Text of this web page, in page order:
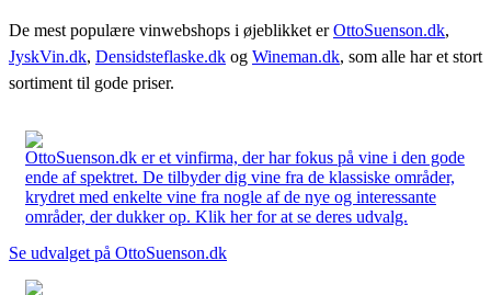
De mest populære vinwebshops i øjeblikket erOttoSuenson.dk,
JyskVin.dk, Densidsteflaske.dk og Wineman.dk, som alle har et stort
sortiment til gode priser.
OttoSuenson.dk er et vinfirma, der har fokus på vine i den gode
ende af spektret. De tilbyder dig vine fra de klassiske områder,
krydret med enkelte vine fra nogle af de nye og interessante
områder, der dukker op. Klik her for at se deres udvalg.
Se udvalget på OttoSuenson.dk